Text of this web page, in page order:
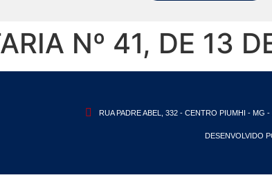
Nº 41, DE 13
RUA PADRE ABEL, 332 - CENTRO PIUMHI - MG
DESENVOLVIDO